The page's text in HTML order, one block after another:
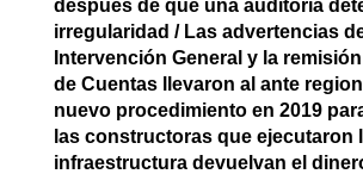
después de que una auditoría
irregularidad / Las advertencias
Intervención General y la
de Cuentas llevaron al ante
nuevo procedimiento en 2019
las constructoras que ejecutaron
infraestructura devuelvan el